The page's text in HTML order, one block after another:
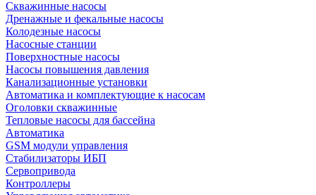
Скважинные насосы
Дренажные и фекальные насосы
Колодезные насосы
Насосные станции
Поверхностные насосы
Насосы повышения давления
Канализационные установки
Автоматика и комплектующие к насосам
Оголовки скважинные
Тепловые насосы для бассейна
Автоматика
GSM модули управления
Стабилизаторы ИБП
Сервопривода
Контроллеры